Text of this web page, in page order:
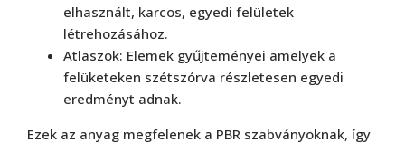
elhasznált, karcos, egyedi felületek
létrehozásához.
Atlaszok: Elemek gyűjteményei amelyek a
felüketeken szétszórva részletesen egyedi
eredményt adnak.
Ezek az anyag megfelenek a PBR szabványoknak, így